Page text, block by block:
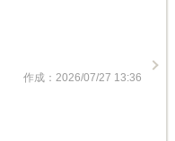
作成：2026/07/27 13:36